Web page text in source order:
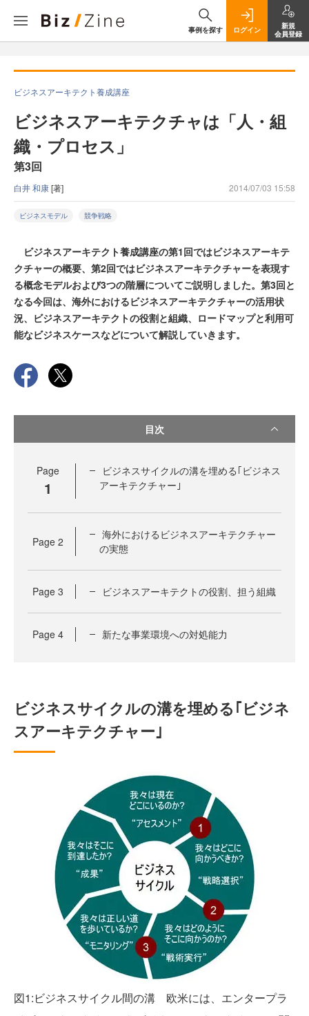
事例を探す ログイン
新規
会員登録
ビジネスアーキテクト養成講座
ビジネスアーキテクチャは「人・組
織・プロセス」
第3回
白井 和康[著] 2014/07/03 15:58
ビジネスモデル 競争戦略
ビジネスアーキテクト養成講座の第1回ではビジネスアーキテ
クチャーの概要、第2回ではビジネスアーキテクチャーを表現す
る概念モデルおよび3つの階層についてご説明しました。第3回と
なる今回は、海外におけるビジネスアーキテクチャーの活用状
況、ビジネスアーキテクトの役割と組織、ロードマップと利用可
能なビジネスケースなどについて解説していきます。
目次
Page
1
ビジネスサイクルの溝を埋める｢ビジネス
アーキテクチャー｣
Page 2
海外におけるビジネスアーキテクチャー
の実態
Page 3 ビジネスアーキテクトの役割、担う組織
Page 4 新たな事業環境への対処能力
ビジネスサイクルの溝を埋める｢ビジネ
スアーキテクチャー｣
図1:ビジネスサイクル間の溝 欧米には、エンタープラ